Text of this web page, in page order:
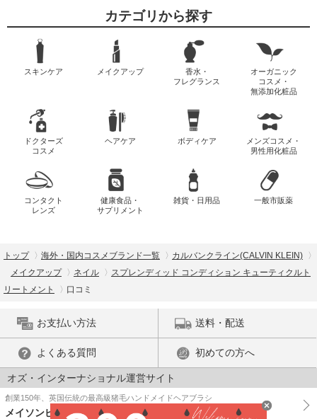
カテゴリから探す
スキンケア メイクアップ
香水・
フレグランス
オーガニック
コスメ・
無添加化粧品
ドクターズ
コスメ
ヘアケア ボディケア
メンズコスメ・
男性用化粧品
コンタクト
レンズ
健康食品・
サプリメント
雑貨・日用品 一般市販薬
トップ 海外・国内コスメブランド一覧
カルバンクライン(CALVIN KLEIN)
メイクアップ
ネイル
スプレンディッド コンディション キューティクルト
リートメント
口コミ
お支払い方法 送料・配送
よくある質問 初めての方へ
オズ・インターナショナル運営サイト
創業150年、英国伝統の最高級猪毛ハンドメイドヘアブラシ
メイソンピアソン